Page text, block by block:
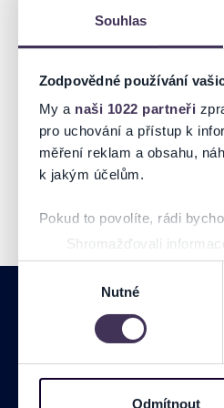
Souhlas
Zodpovědné používání
My a naši 1022 partneři
pro uchování a přístup k
měření reklam a obsahu,
k jakým účelům.
Pokud to povolíte, rádi
Shromažďovali
Identifikovali vaše
Zjistěte více o tom, jak
můžete kdykoliv změnit
informace o vašem zařízení
osobní údaje. Získané
Výběr
Nutné
Odmítnout
Pridajte sa